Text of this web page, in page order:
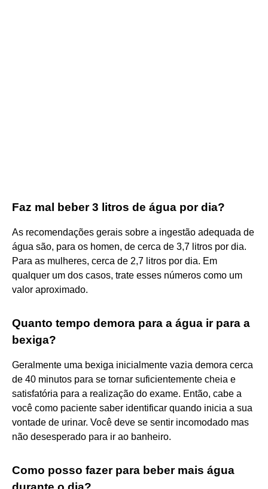
Faz mal beber 3 litros de água por dia?
As recomendações gerais sobre a ingestão adequada de
água são, para os homen, de cerca de 3,7 litros por dia.
Para as mulheres, cerca de 2,7 litros por dia. Em
qualquer um dos casos, trate esses números como um
valor aproximado.
Quanto tempo demora para a água ir para a
bexiga?
Geralmente uma bexiga inicialmente vazia demora cerca
de 40 minutos para se tornar suficientemente cheia e
satisfatória para a realização do exame. Então, cabe a
você como paciente saber identificar quando inicia a sua
vontade de urinar. Você deve se sentir incomodado mas
não desesperado para ir ao banheiro.
Como posso fazer para beber mais água